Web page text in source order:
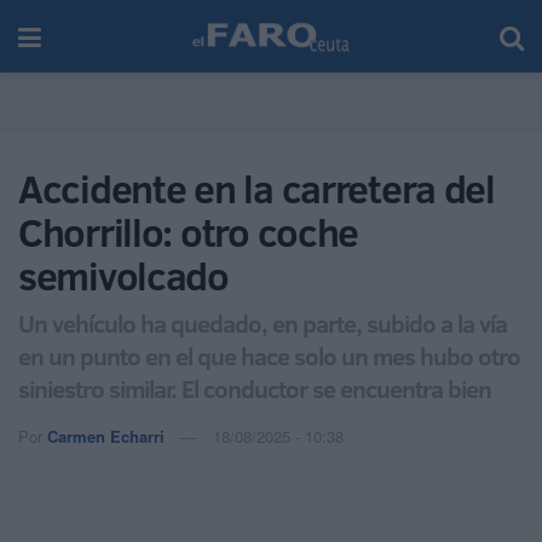
Accidente en la carretera del
Chorrillo: otro coche
semivolcado
Un vehículo ha quedado, en parte, subido a la vía
en un punto en el que hace solo un mes hubo otro
siniestro similar. El conductor se encuentra bien
Por Carmen Echarri 18/08/2025 - 10:38